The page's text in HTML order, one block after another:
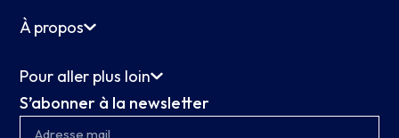
À propos
Pour aller plus loin
S’abonner à la newsletter